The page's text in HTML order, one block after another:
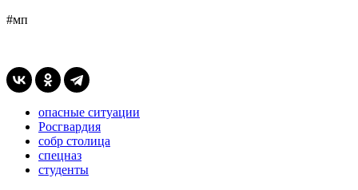
#мп
опасные ситуации
Росгвардия
собр столица
спецназ
студенты